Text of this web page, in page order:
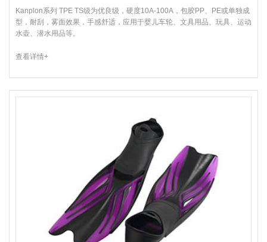
Kanplon系列 TPE TS级为优良级，硬度10A-100A，包胶PP、PE或单独成
型，耐刮，雾面效果，手感舒适，应用于婴儿车轮、文具用品、玩具、运动
水壶、潜水用品等。
查看详情+